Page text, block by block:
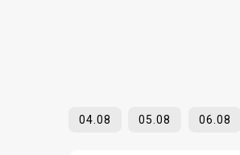
04.08 05.08 06.08